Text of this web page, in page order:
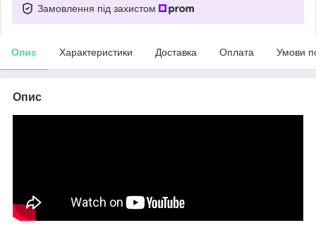
Замовлення під захистом
Опис Характеристики Доставка Оплата Умови
Опис